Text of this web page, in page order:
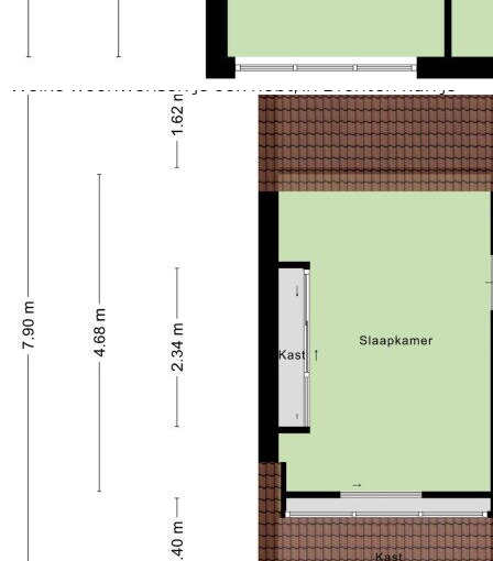
opgezette wijken en een gevarieerd woningaanbod.
Welke woonwensen je ook hebt, in Dronten kun je
Dronten biedt legio mogelijkheden om te recreëren,
zoals wandelen en fietsen. Daarnaast heeft Dronten
een lange kustlijn met gevarieerde stranden, waar je
kunt genieten van de ondergaande zon, waterskiën